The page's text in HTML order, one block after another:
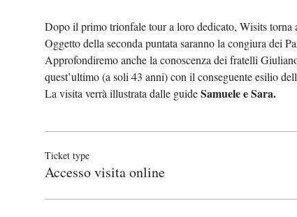
Dopo il primo trionfale tour a loro dedicato, Wisits
Oggetto della seconda puntata saranno la congiura dei
Approfondiremo anche la conoscenza dei fratelli
quest’ultimo (a soli 43 anni) con il conseguente esilio
La visita verrà illustrata dalle guide Samuele e Sara.
Ticket type
Accesso visita online